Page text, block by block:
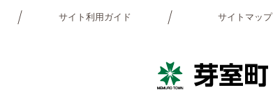
サイト利用ガイド サイトマップ